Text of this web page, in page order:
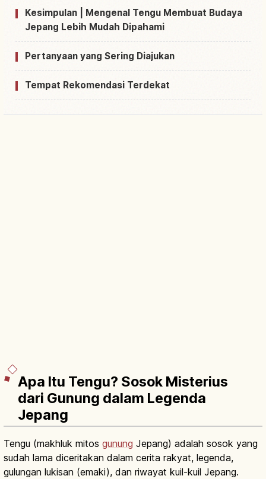
Kesimpulan | Mengenal Tengu Membuat Budaya
Jepang Lebih Mudah Dipahami
Pertanyaan yang Sering Diajukan
Tempat Rekomendasi Terdekat
Apa Itu Tengu? Sosok Misterius
dari Gunung dalam Legenda
Jepang
Tengu (makhluk mitos gunung Jepang) adalah sosok yang
sudah lama diceritakan dalam cerita rakyat, legenda,
gulungan lukisan (emaki), dan riwayat kuil-kuil Jepang.